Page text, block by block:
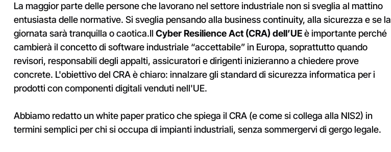
La maggior parte delle persone che lavorano nel settore industriale non si sveglia al mattino
entusiasta delle normative. Si sveglia pensando alla business continuity, alla sicurezza e se la
giornata sarà tranquilla o caotica.Il Cyber Resilience Act (CRA) dell’UEè importante perché
cambierà il concetto di software industriale “accettabile” in Europa, soprattutto quando
revisori, responsabili degli appalti, assicuratori e dirigenti inizieranno a chiedere prove
concrete. L'obiettivo del CRA è chiaro: innalzare gli standard di sicurezza informatica per i
prodotti con componenti digitali venduti nell'UE.
Abbiamo redatto un white paper pratico che spiega il CRA (e come si collega alla NIS2) in
termini semplici per chi si occupa di impianti industriali, senza sommergervi di gergo legale.